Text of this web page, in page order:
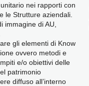
nei rapporti con
le Strutture aziendali.
immagine di AU,
gli elementi di Know
ovvero metodi e
e/o obiettivi delle
patrimonio
diffuso all’interno